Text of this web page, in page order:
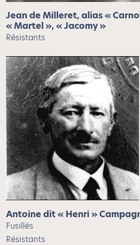
Jean de Milleret, alias «
« Martel », « Jacomy »
Résistants
Antoine dit « Henri »
Fusillés
Résistants